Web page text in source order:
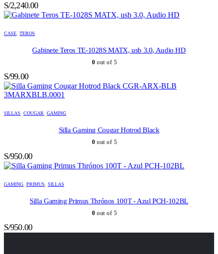
S/2,240.00
CASE, TEROS
Gabinete Teros TE-1028S MATX, usb 3.0, Audio HD
0 out of 5
S/99.00
SILLAS, COUGAR, GAMING
Silla Gaming Cougar Hotrod Black
0 out of 5
S/950.00
GAMING, PRIMUS, SILLAS
Silla Gaming Primus Thrónos 100T - Azul PCH-102BL
0 out of 5
S/950.00